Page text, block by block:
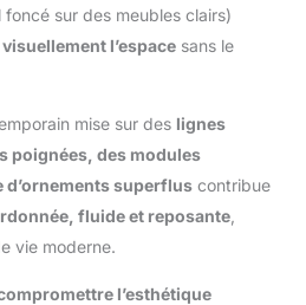
sur des meubles clairs)
l’espace sans le
mise sur des lignes
poignées, des modules
d’ornements superflus contribue
fluide et reposante
vie moderne.
l’esthétique